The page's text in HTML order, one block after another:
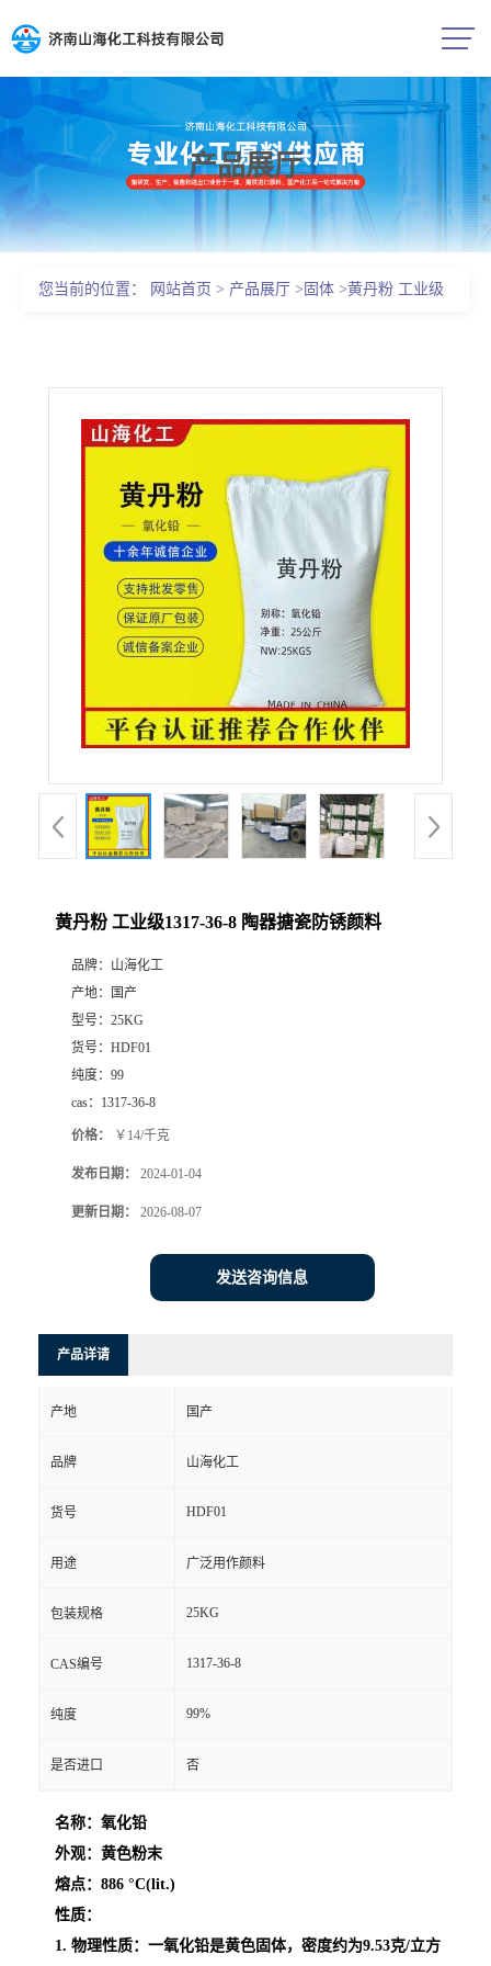
公司首页
产品展厅
证书荣誉
产品展厅
您当前的位置： 网站首页 > 产品展厅 > 固体 >黄丹粉 工业级
黄丹粉 工业级1317-36-8 陶器搪瓷防锈颜料
品牌： 山海化工
产地：
国产
型号： 25KG
货号： HDF01
纯度： 99
cas： 1317-36-8
价格： ￥14/千克
发布日期： 2024-01-04
更新日期： 2026-08-07
发送咨询信息
产品详请
产地 国产
品牌 山海化工
货号 HDF01
用途 广泛用作颜料
包装规格 25KG
CAS编号 1317-36-8
纯度 99%
是否进口 否
名称：氧化铅
外观：黄色粉末
熔点：886 °C(lit.)
性质：
1. 物理性质：一氧化铅是黄色固体，密度约为9.53克/立方